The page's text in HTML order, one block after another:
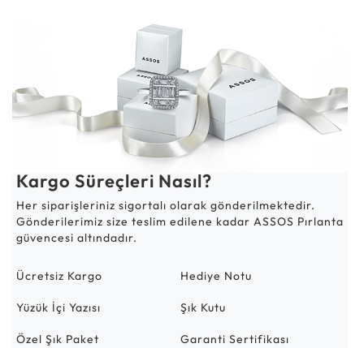
Kargo Süreçleri Nasıl?
Her siparişleriniz sigortalı olarak gönderilmektedir.
Gönderilerimiz size teslim edilene kadar ASSOS Pırlanta
güvencesi altındadır.
Ücretsiz Kargo Hediye Notu
Yüzük İçi Yazısı Şık Kutu
Özel Şık Paket Garanti Sertifikası